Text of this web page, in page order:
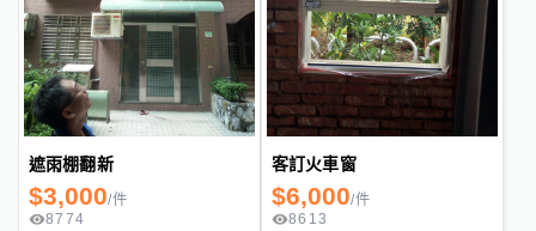
遮雨棚翻新
$3,000/件
8774
客訂火車窗
$6,000/件
8613